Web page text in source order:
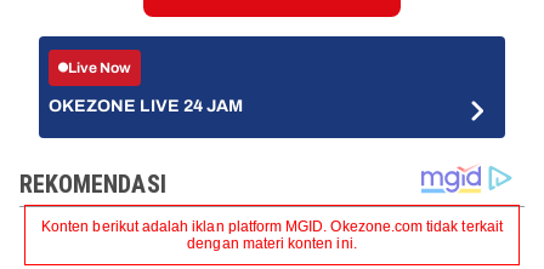
Live Now
OKEZONE LIVE 24 JAM